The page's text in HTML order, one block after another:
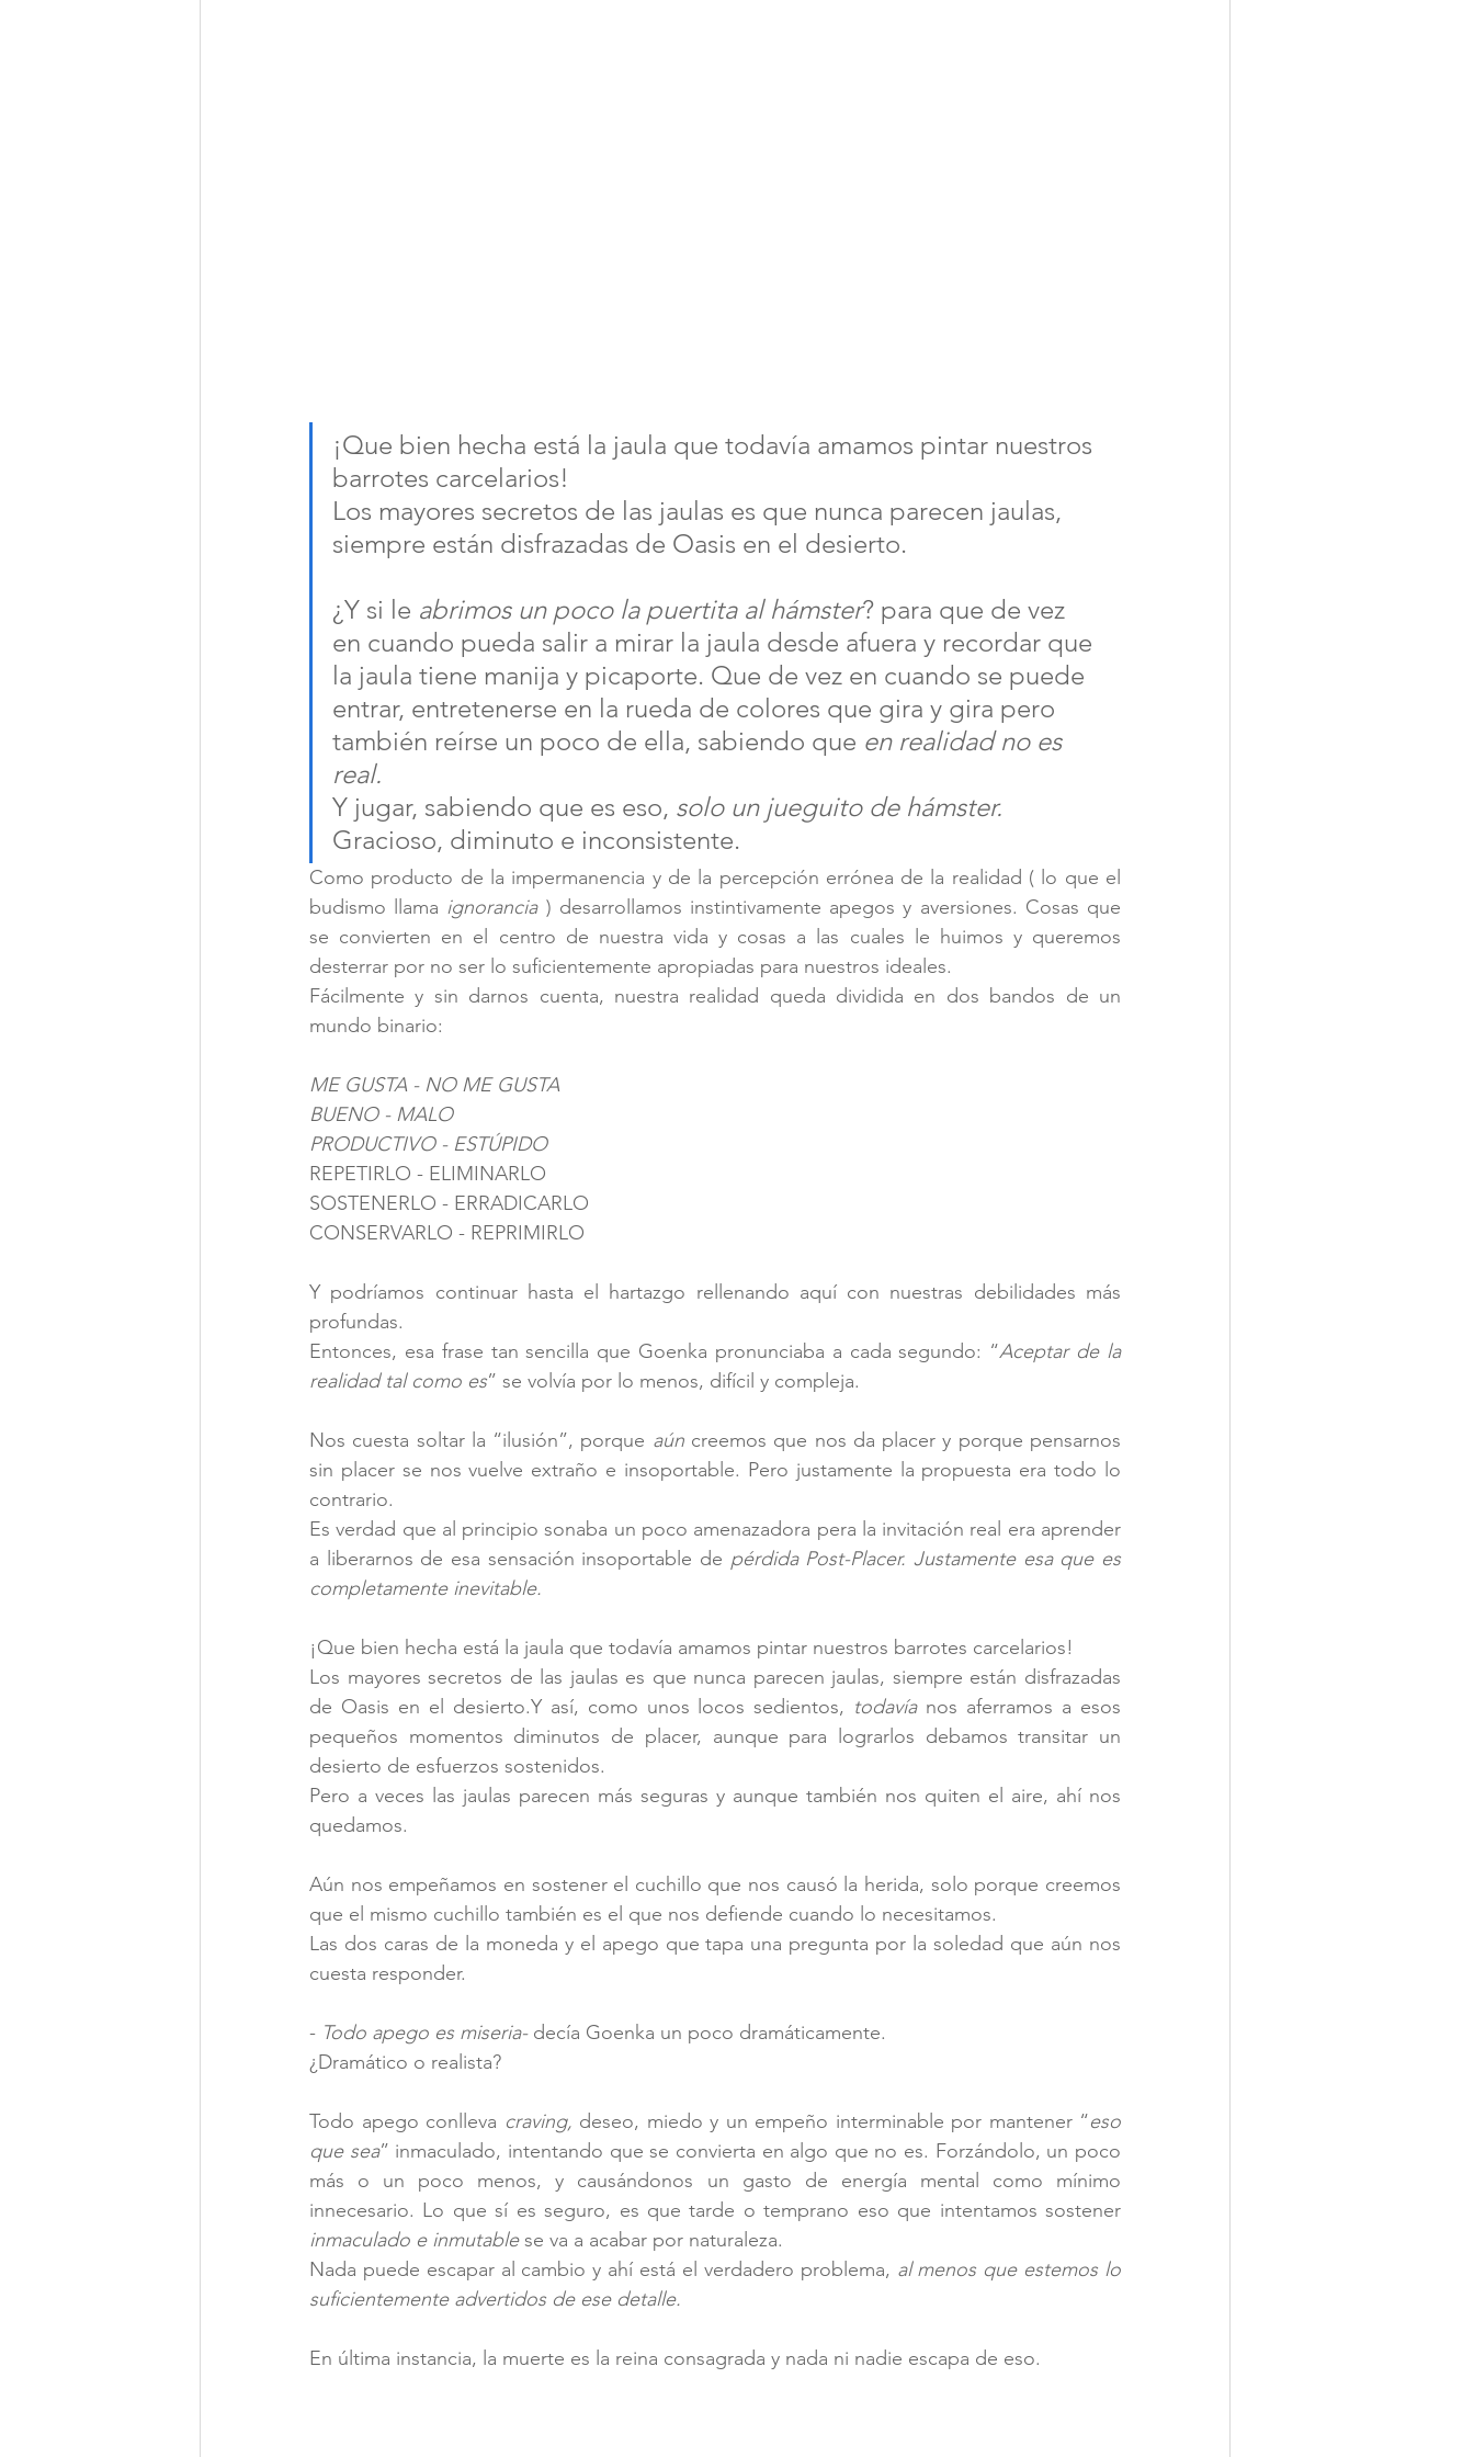
¡Que bien hecha está la jaula que todavía amamos pintar nuestros
barrotes carcelarios!
Los mayores secretos de las jaulas es que nunca parecen jaulas,
siempre están disfrazadas de Oasis en el desierto.
¿Y si le abrimos un poco la puertita al hámster? para que de vez
en cuando pueda salir a mirar la jaula desde afuera y recordar que
la jaula tiene manija y picaporte. Que de vez en cuando se puede
entrar, entretenerse en la rueda de colores que gira y gira pero
también reírse un poco de ella, sabiendo que en realidad no es
real.
Y jugar, sabiendo que es eso, solo un jueguito de hámster.
Gracioso, diminuto e inconsistente.
Como producto de la impermanencia y de la percepción errónea de la realidad ( lo que el
budismo llama ignorancia ) desarrollamos instintivamente apegos y aversiones. Cosas que
se convierten en el centro de nuestra vida y cosas a las cuales le huimos y queremos
desterrar por no ser lo suficientemente apropiadas para nuestros ideales.
Fácilmente y sin darnos cuenta, nuestra realidad queda dividida en dos bandos de un
mundo binario:
ME GUSTA - NO ME GUSTA
BUENO - MALO
PRODUCTIVO - ESTÚPIDO
REPETIRLO - ELIMINARLO
SOSTENERLO - ERRADICARLO
CONSERVARLO - REPRIMIRLO
Y podríamos continuar hasta el hartazgo rellenando aquí con nuestras debilidades más
profundas.
Entonces, esa frase tan sencilla que Goenka pronunciaba a cada segundo: “Aceptar de la
realidad tal como es” se volvía por lo menos, difícil y compleja.
Nos cuesta soltar la “ilusión”, porque aún creemos que nos da placer y porque pensarnos
sin placer se nos vuelve extraño e insoportable. Pero justamente la propuesta era todo lo
contrario.
Es verdad que al principio sonaba un poco amenazadora pera la invitación real era aprender
a liberarnos de esa sensación insoportable de pérdida Post-Placer. Justamente esa que es
completamente inevitable.
¡Que bien hecha está la jaula que todavía amamos pintar nuestros barrotes carcelarios!
Los mayores secretos de las jaulas es que nunca parecen jaulas, siempre están disfrazadas
de Oasis en el desierto.Y así, como unos locos sedientos, todavía nos aferramos a esos
pequeños momentos diminutos de placer, aunque para lograrlos debamos transitar un
desierto de esfuerzos sostenidos.
Pero a veces las jaulas parecen más seguras y aunque también nos quiten el aire, ahí nos
quedamos.
Aún nos empeñamos en sostener el cuchillo que nos causó la herida, solo porque creemos
que el mismo cuchillo también es el que nos defiende cuando lo necesitamos.
Las dos caras de la moneda y el apego que tapa una pregunta por la soledad que aún nos
cuesta responder.
- Todo apego es miseria- decía Goenka un poco dramáticamente.
¿Dramático o realista?
Todo apego conlleva craving, deseo, miedo y un empeño interminable por mantener “eso
que sea” inmaculado, intentando que se convierta en algo que no es. Forzándolo, un poco
más o un poco menos, y causándonos un gasto de energía mental como mínimo
inmaculado e inmutable se va a acabar por naturaleza.
Nada puede escapar al cambio y ahí está el verdadero problema, al menos que estemos lo
suficientemente advertidos de ese detalle.
En última instancia, la muerte es la reina consagrada y nada ni nadie escapa de eso.